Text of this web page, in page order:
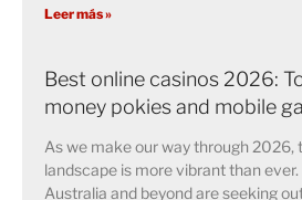
Leer más »
Best online casinos 2026:
money pokies and mobile
As we make our way through 2026,
landscape is more vibrant than
Australia and beyond are seeking